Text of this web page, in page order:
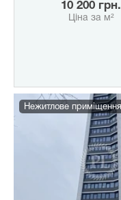
10 200 грн.
Ціна за м²
Нежитлове приміщення